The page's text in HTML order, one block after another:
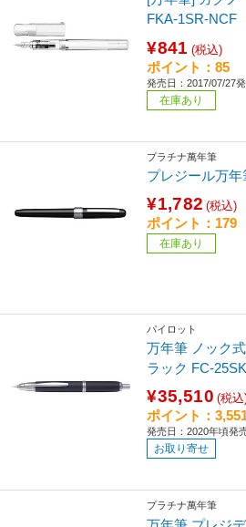
FKA-1SR-NCF
¥841 (税込)
ポイント：85
発売日：2017/07/27
在庫あり
プラチナ萬年筆
プレジール万
¥1,782 (税込)
ポイント：179
在庫あり
パイロット
万年筆 ノック
ラック FC-
¥35,510 (税込
ポイント：
発売日：2020年頃発
お取り寄せ
プラチナ萬年筆